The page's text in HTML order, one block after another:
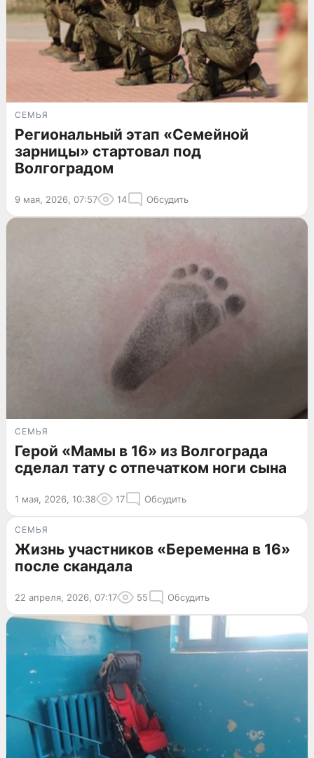
СЕМЬЯ
Региональный этап «Семейной
зарницы» стартовал под
Волгоградом
9 мая, 2026, 07:57 14 Обсудить
СЕМЬЯ
Герой «Мамы в 16» из Волгограда
сделал тату с отпечатком ноги сына
1 мая, 2026, 10:38 17 Обсудить
СЕМЬЯ
Жизнь участников «Беременна в 16»
после скандала
22 апреля, 2026, 07:17 55 Обсудить